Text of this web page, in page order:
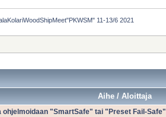
11-13/6 2021
Aihe / Aloittaja
ohjelmoidaan "SmartSafe" tai "Preset Fail-Safe"